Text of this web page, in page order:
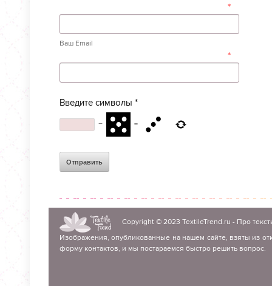
*
Ваш Email
*
Введите символы *
− =
Copyright © 2023 TextileTrend.ru - Про
Изображения, опубликованные на нашем сайте, взяты из
форму контактов, и мы постараемся быстро решить вопрос.